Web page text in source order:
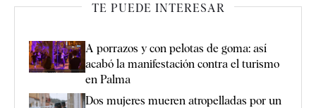
TE PUEDE INTERESAR
A porrazos y con pelotas de goma: así
acabó la manifestación contra el turismo
en Palma
Dos mujeres mueren atropelladas por un